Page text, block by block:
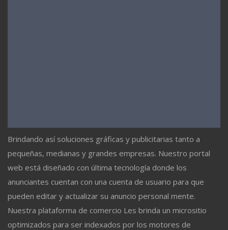
Brindando así soluciones gráficas y publicitarias tanto a
pequeñas, medianas y grandes empresas. Nuestro portal
web está diseñado con última tecnología donde los
anunciantes cuentan con una cuenta de usuario para que
pueden editar y actualizar su anuncio personal mente.
Nuestra plataforma de comercio Les brinda un micrositio
optimizados para ser indexados por los motores de